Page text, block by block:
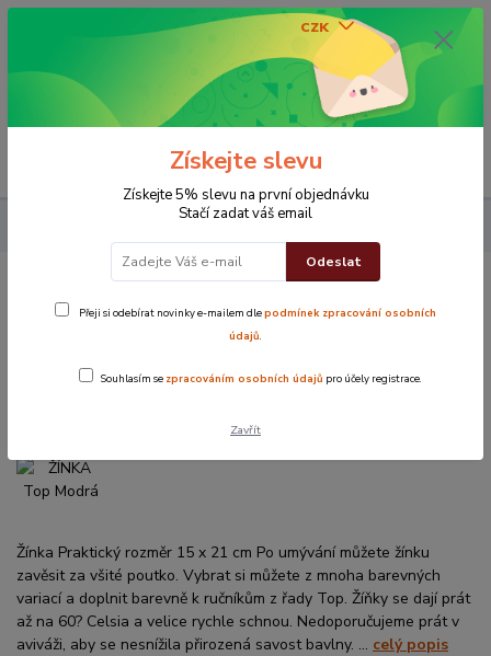
CZK
0 Kč
ŽÍNKA Top Modrá
Žínka Praktický rozměr 15 x 21 cm Po umývání můžete žínku
zavěsit za všité poutko. Vybrat si můžete z mnoha barevných
variací a doplnit barevně k ručníkům z řady Top. Žíňky se dají prát
až na 60? Celsia a velice rychle schnou. Nedoporučujeme prát v
aviváži, aby se nesnížila přirozená savost bavlny. ... celý popis
Získejte slevu
Získejte 5% slevu na první objednávku
Stačí zadat váš email
Odeslat
Přeji si odebírat novinky e-mailem dlepodmínek zpracování osobních
údajů.
Souhlasím se zpracováním osobních údajů pro účely registrace.
Zavřít